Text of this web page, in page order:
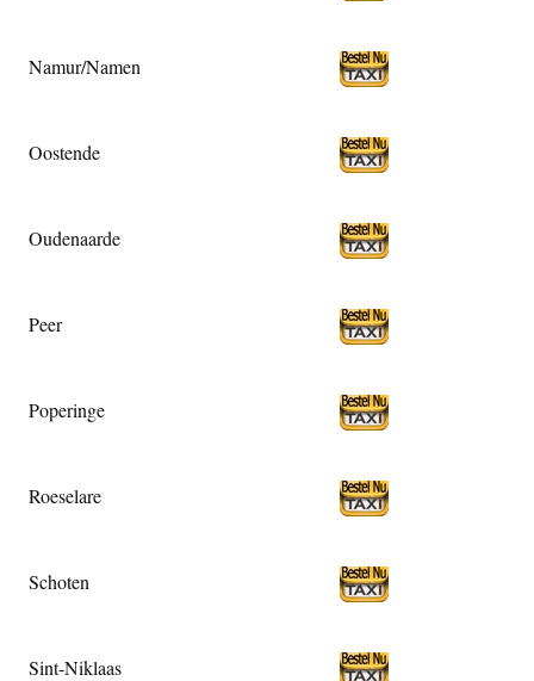
Namur/Namen
Oostende
Oudenaarde
Peer
Poperinge
Roeselare
Schoten
Sint-Niklaas